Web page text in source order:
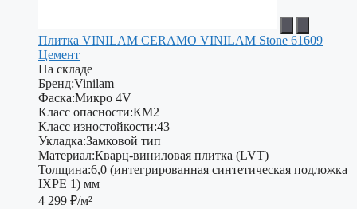
Плитка VINILAM CERAMO VINILAM Stone 61609
Цемент
На складе
Бренд:Vinilam
Фаска:Микро 4V
Класс опасности:КМ2
Класс изностойкости:43
Укладка:Замковой тип
Материал:Кварц-виниловая плитка (LVT)
Толщина:6,0 (интегрированная синтетическая подложка
IXPE 1) мм
4 299 ₽/м²